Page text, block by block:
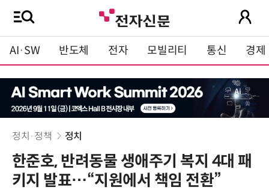
AI·SW 반도체 전자 모빌리티 통신 경제
정치·정책 정치
한준호, 반려동물 생애주기 복지 4대 패
키지 발표…“지원에서 책임 전환”